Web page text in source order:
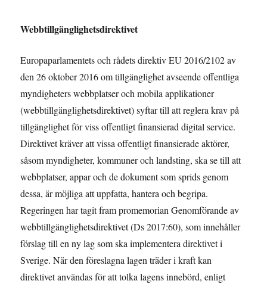
Webbtillgänglighetsdirektivet
Europaparlamentets och rådets direktiv EU 2016/2102 av
den 26 oktober 2016 om tillgänglighet avseende offentliga
myndigheters webbplatser och mobila applikationer
(webbtillgänglighetsdirektivet) syftar till att reglera krav på
tillgänglighet för viss offentligt finansierad digital service.
Direktivet kräver att vissa offentligt finansierade aktörer,
såsom myndigheter, kommuner och landsting, ska se till att
webbplatser, appar och de dokument som sprids genom
dessa, är möjliga att uppfatta, hantera och begripa.
Regeringen har tagit fram promemorian Genomförande av
webbtillgänglighetsdirektivet (Ds 2017:60), som innehåller
förslag till en ny lag som ska implementera direktivet i
Sverige. När den föreslagna lagen träder i kraft kan
direktivet användas för att tolka lagens innebörd, enligt